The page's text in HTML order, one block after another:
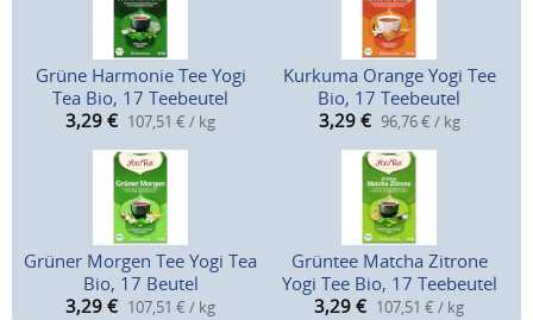
Grüne Harmonie Tee Yogi
Tea Bio, 17 Teebeutel
3,29 € 107,51 € / kg
Kurkuma Orange Yogi Tee
Bio, 17 Teebeutel
3,29 € 96,76 € / kg
Grüner Morgen Tee Yogi Tea
Bio, 17 Beutel
3,29 € 107,51 € / kg
Grüntee Matcha Zitrone
Yogi Tee Bio, 17 Teebeutel
3,29 € 107,51 € / kg